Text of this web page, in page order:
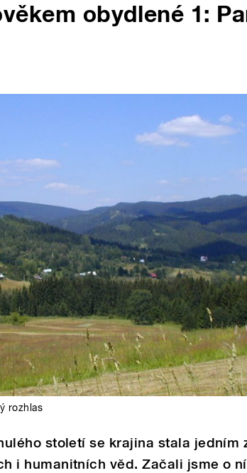
obydlené 1:
rozhlas
století se krajina stala jedním
i humanitních věd. Začali jsme o